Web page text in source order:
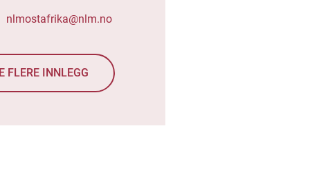
nlmostafrika@nlm.no
FLERE INNLEGG